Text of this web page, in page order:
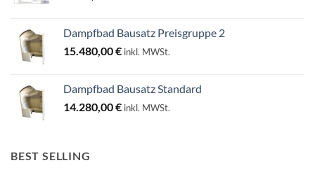
Dampfbad Bausatz Preisgruppe 2
15.480,00€ inkl. MWSt.
Dampfbad Bausatz Standard
14.280,00€ inkl. MWSt.
BEST SELLING